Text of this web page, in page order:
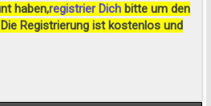
haben,registrier Dich bitte um den
Registrierung ist kostenlos und